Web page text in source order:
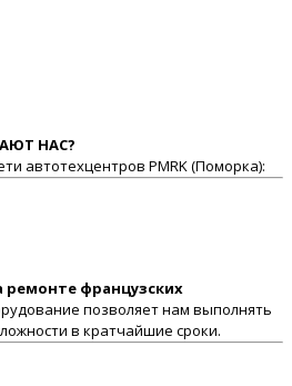
НАС?
автотехцентров PMRK (Поморка):
ремонте французских
позволяет нам выполнять
в кратчайшие сроки.